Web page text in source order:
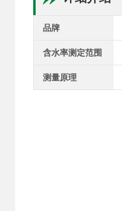
品牌
含水率测定范围
测量原理